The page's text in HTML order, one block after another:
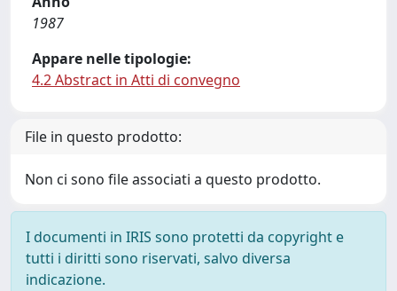
1987
Appare nelle tipologie:
4.2 Abstract in Atti di convegno
File in questo prodotto:
Non ci sono file associati a questo prodotto.
I documenti in IRIS sono protetti da copyright e
tutti i diritti sono riservati, salvo diversa
indicazione.